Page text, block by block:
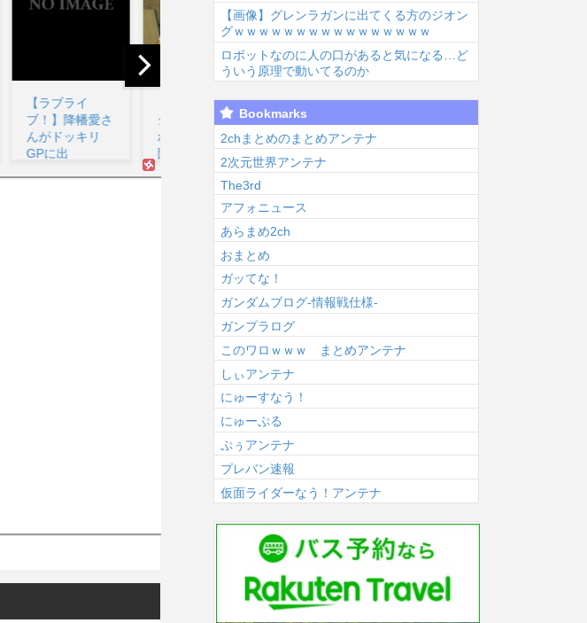
『グロウアップ
ショウ ～ひま
わりのサーカス
団～』6話感想
【朗報】花澤香
菜(37)、まだ誰
のものでもな
い……...
【悲報】ひなこ
インを派手に超
えた結果規約違
反で...
こち亀アニメ
【画像】グレンラガンに出てくる方のジオン
グｗｗｗｗｗｗｗｗｗｗｗｗｗｗｗｗ
ロボットなのに人の口があると気になる…ど
ういう原理で動いてるのか
Bookmarks
2chまとめのまとめアンテナ
2次元世界アンテナ
The3rd
アフォニュース
あらまめ2ch
おまとめ
ガッてな！
ガンダムブログ-情報戦仕様-
ガンプラログ
このワロｗｗｗ まとめアンテナ
しぃアンテナ
にゅーすなう！
にゅーぷる
ぷぅアンテナ
プレバン速報
仮面ライダーなう！アンテナ